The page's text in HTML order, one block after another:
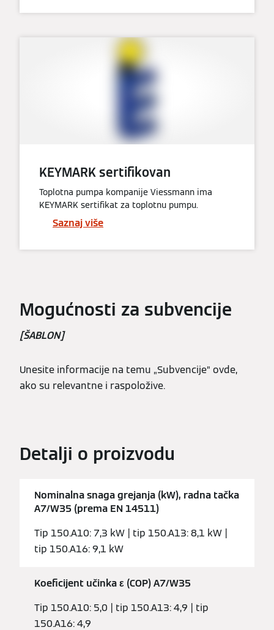
KEYMARK sertifikovan
Toplotna pumpa kompanije Viessmann ima
KEYMARK sertifikat za toplotnu pumpu.
Saznaj više
Mogućnosti za subvencije
[ŠABLON]
Unesite informacije na temu „Subvencije” ovde,
ako su relevantne i raspoložive.
Detalji o proizvodu
Nominalna snaga grejanja (kW), radna tačka
A7/W35 (prema EN 14511)
Tip 150.A10: 7,3 kW | tip 150.A13: 8,1 kW |
tip 150.A16: 9,1 kW
Koeficijent učinka ε (COP) A7/W35
Tip 150.A10: 5,0 | tip 150.A13: 4,9 | tip
150.A16: 4,9